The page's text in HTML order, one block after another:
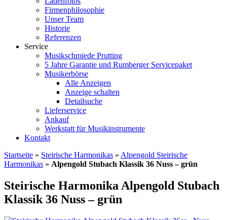
Firmenphilosophie
Unser Team
Historie
Referenzen
Service
Musikschmiede Prutting
5 Jahre Garantie und Rumberger Servicepaket
Musikerbörse
Alle Anzeigen
Anzeige schalten
Detailsuche
Lieferservice
Ankauf
Werkstatt für Musikinstrumente
Kontakt
Startseite » Steirische Harmonikas » Alpengold Steirische
Harmonikas » Alpengold Stubach Klassik 36 Nuss – grün
Steirische Harmonika Alpengold Stubach
Klassik 36 Nuss – grün